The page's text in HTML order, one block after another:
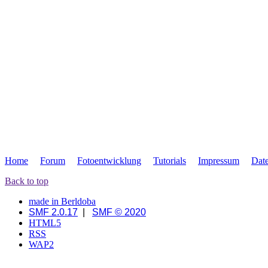
Home Forum Fotoentwicklung Tutorials Impressum
Back to top
made in Berldoba
SMF 2.0.17
SMF © 2020
HTML5
RSS
WAP2